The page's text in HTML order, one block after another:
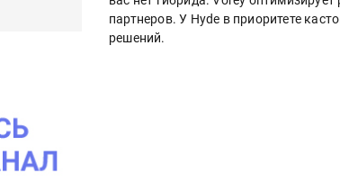
партнеров. У Hyde в приоритете
решений.